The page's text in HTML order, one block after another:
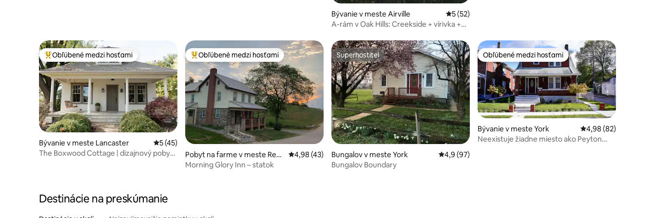
Bývanie v meste Airville Priemerné ohodnotenie 5 z 5, počet hodnotení: 52
5 (52)
A-rám v Oak Hills: Creekside + vírivka +
Najobľúbenejšie medzi hosťami
Obľúbené medzi hosťami
Bývanie v meste Lancaster Priemerné ohodnotenie 5 z 5, počet hodnotení: 45
5 (45)
The Boxwood Cottage | dizajnový pobyt
Najobľúbenejšie medzi hosťami
Obľúbené medzi hosťami
Pobyt na farme v meste Red
Lion
Priemerné ohodnotenie 4,98 z 5, počet hodnotení: 43
4,98 (43)
Morning Glory Inn – statok
Superhostiteľ
Superhostiteľ
Bungalov v meste York Priemerné ohodnotenie 4,9 z 5, počet hodnotení: 97
4,9 (97)
Bungalov Boundary
Obľúbené medzi hosťami
Obľúbené medzi hosťami
Bývanie v meste York Priemerné
4,98 (82)
Neexistuje žiadne miesto ako Peyton
Destinácie na preskúmanie